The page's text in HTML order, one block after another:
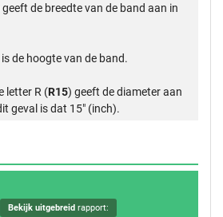
geeft de breedte van de band aan in
is de hoogte van de band.
letter R (R15) geeft de diameter aan
geval is dat 15" (inch).
Bekijk uitgebreidrapport: